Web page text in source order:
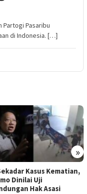
Partogi Pasaribu
di Indonesia. […]
»
Kasus Kematian,
Dinilai Uji
Hak Asasi